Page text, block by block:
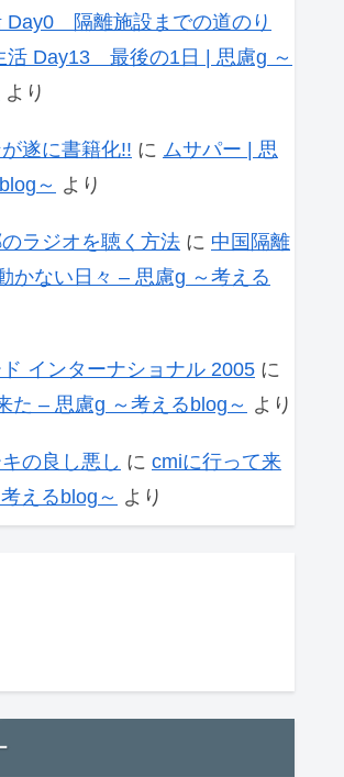
Day0 隔離施設までの道のり
活 Day13 最後の1日 | 思慮g ～
より
遂に書籍化!! に ムサパー | 思
～ より
ラジオを聴く方法 に 中国隔離
ない日々 – 思慮g ～考える
インターナショナル 2005 に
た – 思慮g ～考えるblog～ より
の良し悪し に cmiに行って来
えるblog～ より